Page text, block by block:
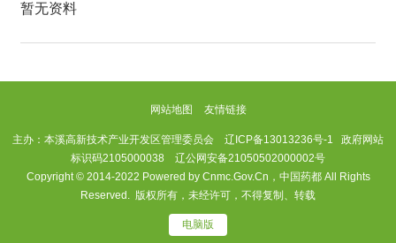
暂无资料
网站地图 友情链接
主办：本溪高新技术产业开发区管理委员会 辽ICP备13013236号-1 政府网站
标识码2105000038 辽公网安备21050502000002号
Copyright © 2014-2022 Powered by Cnmc.Gov.Cn，中国药都 All Rights
Reserved. 版权所有，未经许可，不得复制、转载
电脑版